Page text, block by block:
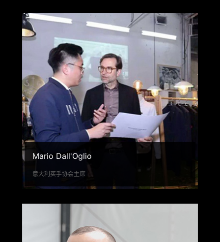
Mario Dall'Oglio
意大利买手协会主席